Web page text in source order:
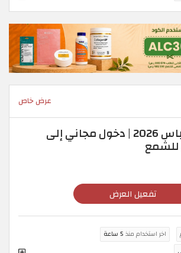
عرض خاص
عروض باريس باس 2026 | دخول مجاني إلى
تفعيل العرض
اخر استخدام منذ 5 ساعة